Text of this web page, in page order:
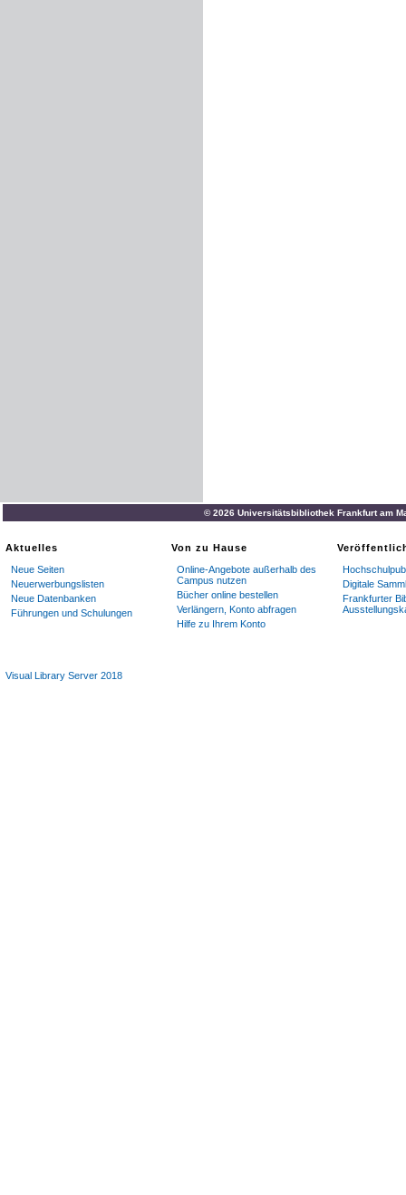
© 2026 Universitätsbibliothek Frankfurt am
Aktuelles
Neue Seiten
Neuerwerbungslisten
Neue Datenbanken
Führungen und Schulungen
Von zu Hause
Online-Angebote außerhalb des
Campus nutzen
Bücher online bestellen
Verlängern, Konto abfragen
Hilfe zu Ihrem Konto
Digitale
Frankfurter
Visual Library Server 2018